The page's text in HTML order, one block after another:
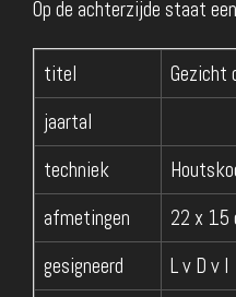
Op de achterzijde staat
titel
Gezicht
jaartal
techniek
afmetingen
22 x 15
gesigneerd
L v D v I